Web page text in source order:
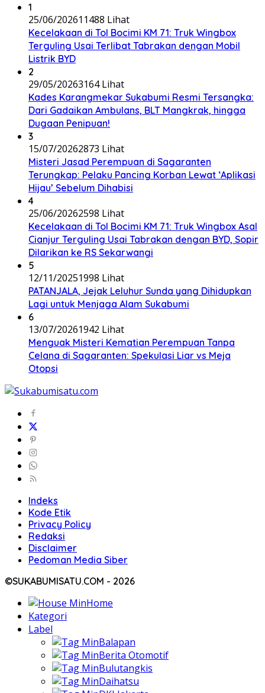
1
25/06/202611488 Lihat
Kecelakaan di Tol Bocimi KM 71: Truk Wingbox
Terguling Usai Terlibat Tabrakan dengan Mobil
Listrik BYD
2
29/05/20263164 Lihat
Kades Karangmekar Sukabumi Resmi Tersangka:
Dari Gadaikan Ambulans, BLT Mangkrak, hingga
Dugaan Penipuan!
3
15/07/20262873 Lihat
Misteri Jasad Perempuan di Sagaranten
Terungkap: Pelaku Pancing Korban Lewat ‘Aplikasi
Hijau’ Sebelum Dihabisi
4
25/06/20262598 Lihat
Kecelakaan di Tol Bocimi KM 71: Truk Wingbox Asal
Cianjur Terguling Usai Tabrakan dengan BYD, Sopir
Dilarikan ke RS Sekarwangi
5
12/11/20251998 Lihat
PATANJALA, Jejak Leluhur Sunda yang Dihidupkan
Lagi untuk Menjaga Alam Sukabumi
6
13/07/20261942 Lihat
Menguak Misteri Kematian Perempuan Tanpa
Celana di Sagaranten: Spekulasi Liar vs Meja
Otopsi
Indeks
Kode Etik
Privacy Policy
Redaksi
Disclaimer
Pedoman Media Siber
©SUKABUMISATU.COM - 2026
Home
Kategori
Label
Balapan
Berita Otomotif
Bulutangkis
Daihatsu